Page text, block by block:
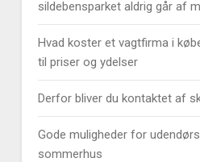
sildebensparket aldrig går af
Hvad koster et vagtfirma i
til priser og ydelser
Derfor bliver du kontaktet af
Gode muligheder for
sommerhus